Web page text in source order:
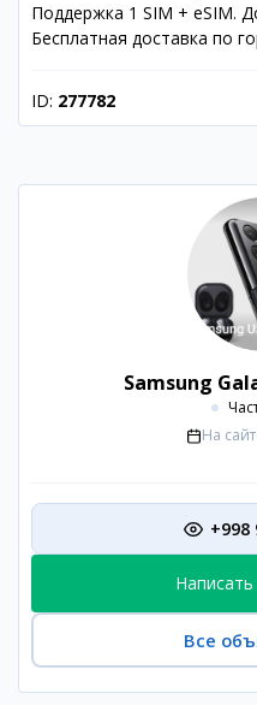
Поддержка 1 SIM + eSIM.
Бесплатная доставка по
ID: 277782
Samsung
На
Все